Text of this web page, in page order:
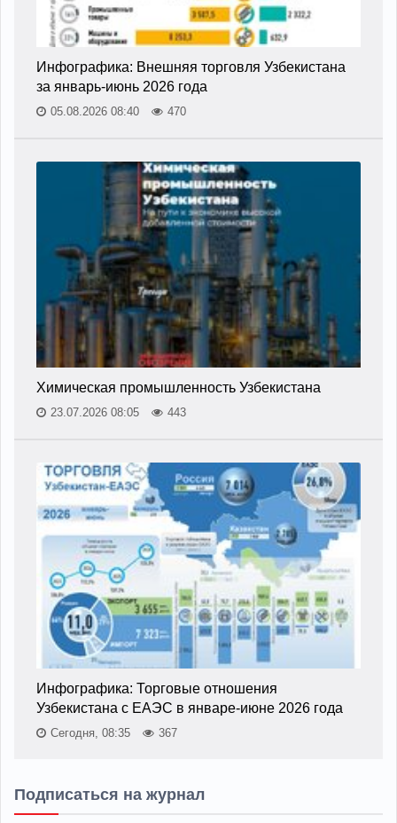
Инфографика: Внешняя торговля Узбекистана
за январь-июнь 2026 года
05.08.2026 08:40 470
Химическая промышленность Узбекистана
23.07.2026 08:05 443
Инфографика: Торговые отношения
Узбекистана с ЕАЭС в январе-июне 2026 года
Сегодня, 08:35 367
Подписаться на журнал